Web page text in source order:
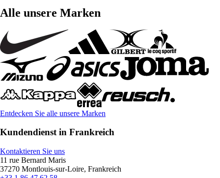
Alle unsere Marken
Entdecken Sie alle unsere Marken
Kundendienst in Frankreich
Kontaktieren Sie uns
11 rue Bernard Maris
37270 Montlouis-sur-Loire, Frankreich